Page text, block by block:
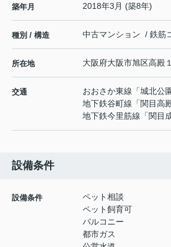
築年月 2018年3月 (築8年)
種別 / 構造 中古マンション / 鉄筋
所在地 大阪府大阪市旭区高殿
交通 おおさか東線 「城北公
地下鉄谷町線 「関目高
地下鉄今里筋線 「関目
設備条件
設備条件
ペット相談
ペット飼育可
バルコニー
都市ガス